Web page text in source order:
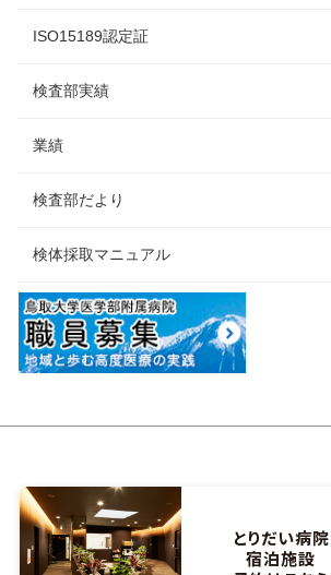
ISO15189認定証
検査部実績
業績
検査部だより
検体採取マニュアル
とりだい病院
宿泊施設